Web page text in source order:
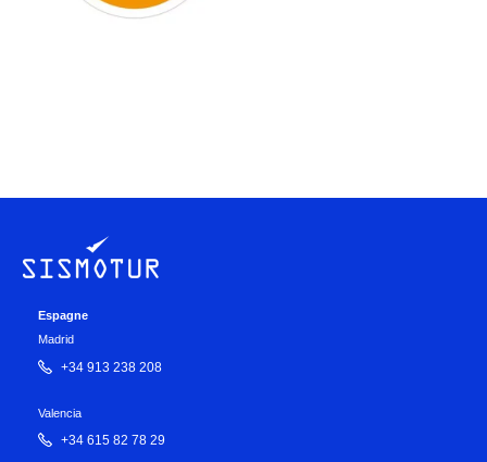
Espagne
Madrid
+34 913 238 208
Valencia
+34 615 82 78 29